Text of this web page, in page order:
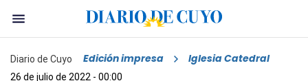
Diario de Cuyo Edición impresa Iglesia Catedral
26 de julio de 2022 - 00:00